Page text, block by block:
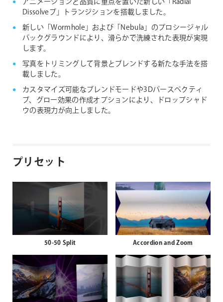
アニメーションと品質に重点を置いた新しい「Radial
Dissolveブ」トランジションを搭載しました。
新しい「Wormhole」および「Nebula」のプロシージャル
バックグラウンドにより、滑らかで洗練された表現が実現
します。
写真をトリミングして背景とブレンドする新たな手法を搭
載しました。
カスタマイズ可能なブレンドモードや3Dパースペクティ
ブ、グロー効果の作成オプションにより、ドロップシャド
ウの表現力が向上しました。
プリセット
50-50 Split Accordion and Zoom